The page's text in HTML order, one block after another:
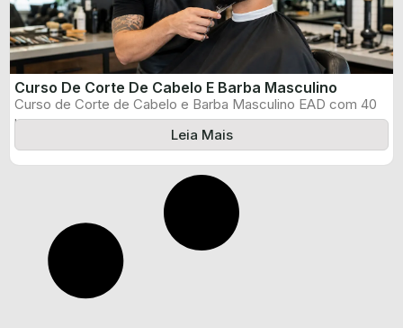
Curso De Corte De Cabelo E Barba Masculino
Curso de Corte de Cabelo e Barba Masculino EAD com 40
horas, certificado ...
Leia Mais